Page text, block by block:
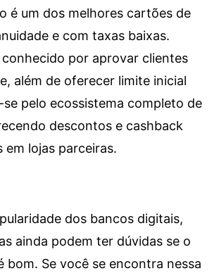
é um dos melhores cartões de
e com taxas baixas.
conhecido por aprovar clientes
além de oferecer limite inicial
pelo ecossistema completo de
descontos e cashback
em lojas parceiras.
dos bancos digitais,
ainda podem ter dúvidas se o
bom. Se você se encontra nessa